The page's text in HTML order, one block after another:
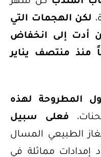
لكن الهجمات التي
أدت إلى انخفاض
منذ منتصف يناير
المطروحة لهذه
فعلى سبيل
الطبيعي المسال
إمدادات مماثلة في